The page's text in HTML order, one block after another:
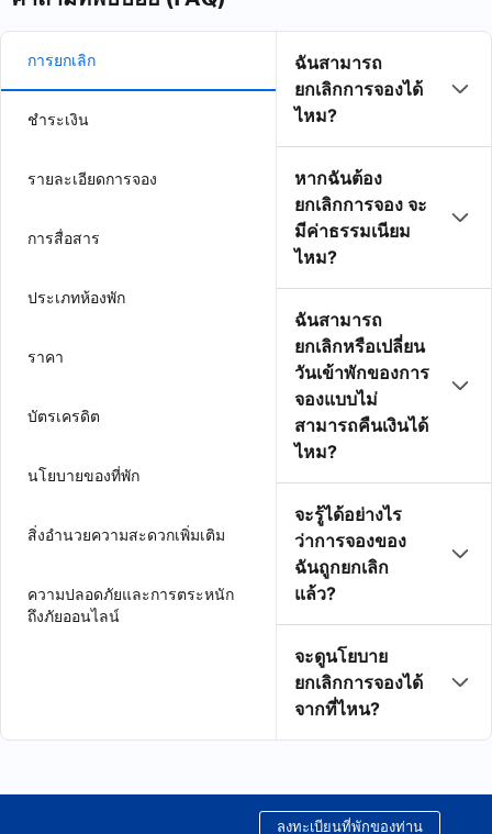
การยกเลิก
ชำระเงิน
รายละเอียดการจอง
การสื่อสาร
ประเภทห้องพัก
ราคา
บัตรเครดิต
นโยบายของที่พัก
สิ่งอำนวยความสะดวกเพิ่มเติม
ความปลอดภัยและการตระหนัก
ถึงภัยออนไลน์
ฉันสามารถ
ยกเลิกการจองได้
ไหม?
หากฉันต้อง
ยกเลิกการจอง จะ
มีค่าธรรมเนียม
ไหม?
ฉันสามารถ
ยกเลิกหรือเปลี่ยน
วันเข้าพักของการ
จองแบบไม่
สามารถคืนเงินได้
ไหม?
จะรู้ได้อย่างไร
ว่าการจองของ
ฉันถูกยกเลิก
แล้ว?
จะดูนโยบาย
ยกเลิกการจองได้
จากที่ไหน?
ลงทะเบียนที่พักของท่าน